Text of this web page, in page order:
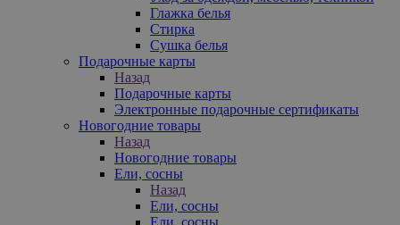
Глажка белья
Стирка
Сушка белья
Подарочные карты
Назад
Подарочные карты
Электронные подарочные сертификаты
Новогодние товары
Назад
Новогодние товары
Ели, сосны
Назад
Ели, сосны
Ели, сосны